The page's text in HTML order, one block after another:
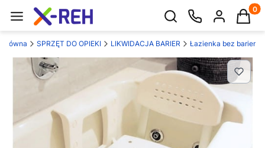
Otwórz wyszukiwarkę
główna SPRZĘT DO OPIEKI LIKWIDACJA BARIER Łazienka bez barier